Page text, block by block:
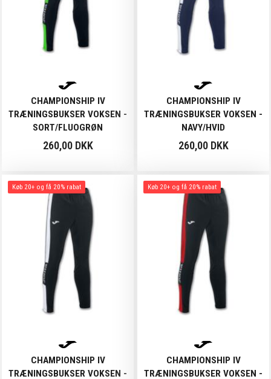
CHAMPIONSHIP IV
TRÆNINGSBUKSER VOKSEN -
SORT/FLUOGRØN
260,00 DKK
CHAMPIONSHIP IV
TRÆNINGSBUKSER VOKSEN -
NAVY/HVID
260,00 DKK
Køb 20+ og få 20% rabat
CHAMPIONSHIP IV
TRÆNINGSBUKSER VOKSEN -
Køb 20+ og få 20% rabat
CHAMPIONSHIP IV
TRÆNINGSBUKSER VOKSEN -